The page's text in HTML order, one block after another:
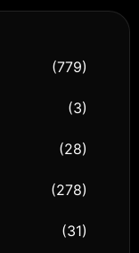
(779)
(3)
(28)
(278)
(31)